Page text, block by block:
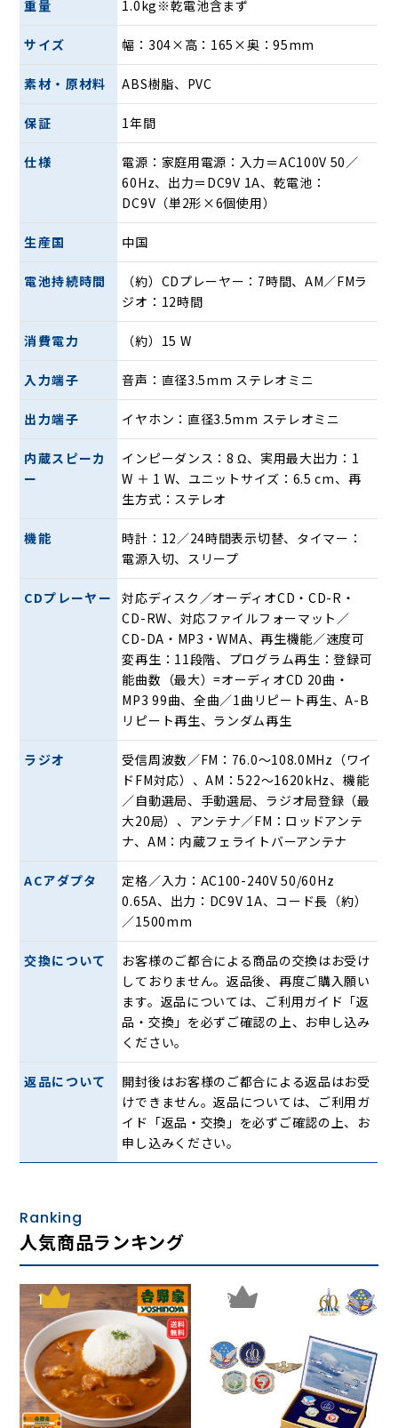
場合は99曲）登録可能です。
＜FM／AMラジオ受信＞
自動スキャン登録：受信可能周波数帯域をスキャンし、ラジ
オ局を登録します。
ラジオ局登録：手動でもお好みのラジオ局を最大20局登録可
能です。
12／24時間表示切り替えが可能です。
＜電源自動入切タイマー＞
設定した時間で自動的に電源をオン／オフします。
＜スリープタイマー＞
聴きながら眠れるタイマーです。10〜90分の間で10分間隔で
＜外部音声入力＞
オーディオプレーヤーやスマートフォン等を接続し、本機の
スピーカーから音声を出力する事が出来ます。
騒音が気になる夜の時間帯や集合住宅でも音漏れを気にせず
にお楽しみいただけます。
家庭用電源はもちろん、乾電池でも動作するので、屋外や稽
古場等にも持ち運んでご使用出来ます。
重量 1.0kg※乾電池含まず
サイズ 幅：304×高：165×奥：95mm
素材・原材料 ABS樹脂、PVC
保証 1年間
仕様
電源：家庭用電源：入力＝AC100V 50／
60Hz、出力＝DC9V 1A、乾電池：
DC9V（単2形×6個使用）
生産国 中国
電池持続時間
（約）CDプレーヤー：7時間、AM／FMラ
ジオ：12時間
消費電力 （約）15 W
入力端子 音声：直径3.5mm ステレオミニ
出力端子 イヤホン：直径3.5mm ステレオミニ
内蔵スピーカ
ー
インピーダンス：8 Ω、実用最大出力：1
W ＋ 1 W、ユニットサイズ：6.5 cm、再
生方式：ステレオ
機能
時計：12／24時間表示切替、タイマー：
電源入切、スリープ
CDプレーヤー
対応ディスク／オーディオCD・CD-R・
CD-RW、対応ファイルフォーマット／
CD-DA・MP3・WMA、再生機能／速度可
変再生：11段階、プログラム再生：登録可
能曲数（最大）=オーディオCD 20曲・
MP3 99曲、全曲／1曲リピート再生、A-B
リピート再生、ランダム再生
ラジオ
受信周波数／FM：76.0〜108.0MHz（ワイ
ドFM対応）、AM：522〜1620kHz、機能
／自動選局、手動選局、ラジオ局登録（最
大20局）、アンテナ／FM：ロッドアンテ
ナ、AM：内蔵フェライトバーアンテナ
ACアダプタ
定格／入力：AC100-240V 50/60Hz
0.65A、出力：DC9V 1A、コード長（約）
／1500mm
交換について
お客様のご都合による商品の交換はお受け
しておりません。返品後、再度ご購入願い
ます。返品については、ご利用ガイド「返
品・交換」を必ずご確認の上、お申し込み
ください。
返品について
開封後はお客様のご都合による返品はお受
けできません。返品については、ご利用ガ
イド「返品・交換」を必ずご確認の上、お
申し込みください。
Ranking
人気商品ランキング
1 2